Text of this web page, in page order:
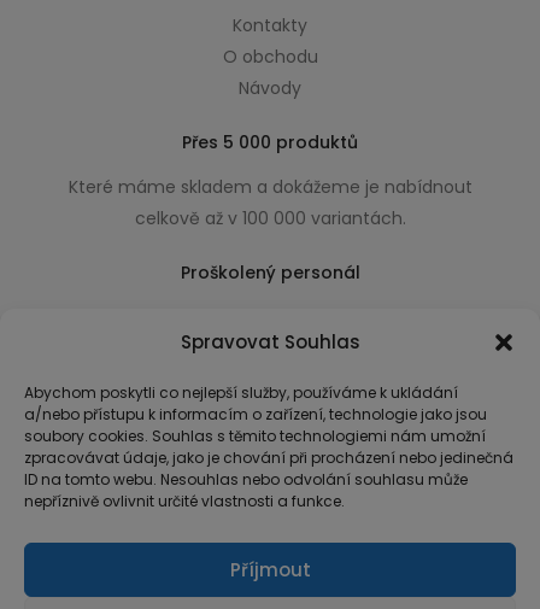
Spravovat Souhlas
Abychom poskytli co nejlepší služby, používáme k ukládání
a/nebo přístupu k informacím o zařízení, technologie jako jsou
soubory cookies. Souhlas s těmito technologiemi nám umožní
zpracovávat údaje, jako je chování při procházení nebo jedinečná
ID na tomto webu. Nesouhlas nebo odvolání souhlasu může
nepříznivě ovlivnit určité vlastnosti a funkce.
Příjmout
Kontakty
O obchodu
Návody
Přes 5 000 produktů
Které máme skladem a dokážeme je nabídnout
celkově až v 100 000 variantách.
Proškolený personál
usnadňující nákup.